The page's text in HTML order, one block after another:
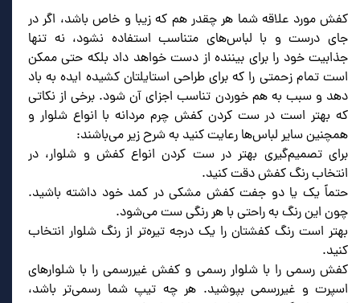
کفش مورد علاقه شما هر چقدر هم که زیبا و خاص باشد، اگر در
جای درست و با لباس‌های متناسب استفاده نشود، نه تنها
جذابیت خود را برای بیننده از دست خواهد داد بلکه حتی ممکن
است تمام زحمتی را که برای طراحی استایلتان کشیده ایده به باد
دهد و سبب به هم خوردن تناسب اجزای آن شود. برخی از نکاتی
که بهتر است در ست کردن کفش چرم مردانه با انواع شلوار و
همچنین سایر لباس‌ها رعایت کنید به شرح زیر می‌باشند:
برای تصمیم‌گیری بهتر در ست کردن انواع کفش و شلوار، در
انتخاب رنگ کفش دقت کنید.
حتماً یک یا دو جفت کفش مشکی در کمد خود داشته باشید.
چون این رنگ به راحتی با هر رنگی ست می‌شود.
بهتر است رنگ کفشتان را یک درجه تیره‌تر از رنگ شلوار انتخاب
کنید.
کفش رسمی را با شلوار رسمی و کفش غیررسمی را با شلوارهای
اسپرت و غیررسمی بپوشید. هر چه تیپ شما رسمی‌تر باشد،